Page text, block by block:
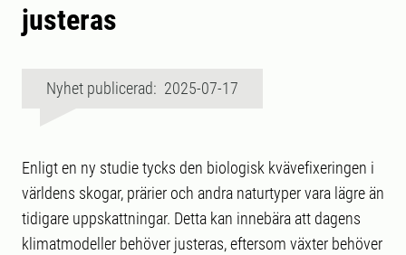
justeras
Nyhet publicerad: 2025-07-17
Enligt en ny studie tycks den biologisk kvävefixeringen i
världens skogar, prärier och andra naturtyper vara lägre än
tidigare uppskattningar. Detta kan innebära att dagens
klimatmodeller behöver justeras, eftersom växter behöver